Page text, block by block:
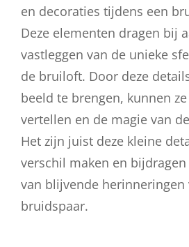
en decoraties tijdens een
Deze elementen dragen bij
vastleggen van de unieke
de bruiloft. Door deze
beeld te brengen, kunnen
vertellen en de magie van
Het zijn juist deze kleine
verschil maken en
van blijvende herinneringen
bruidspaar.